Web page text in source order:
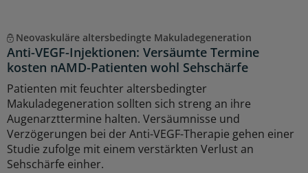
Neovaskuläre altersbedingte Makuladegeneration
Anti-VEGF-Injektionen: Versäumte Termine
kosten nAMD-Patienten wohl Sehschärfe
Patienten mit feuchter altersbedingter
Makuladegeneration sollten sich streng an ihre
Augenarzttermine halten. Versäumnisse und
Verzögerungen bei der Anti-VEGF-Therapie gehen einer
Studie zufolge mit einem verstärkten Verlust an
Sehschärfe einher.